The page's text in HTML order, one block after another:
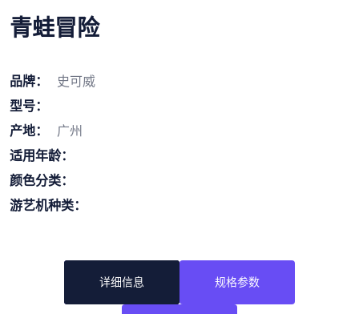
青蛙冒险
品牌：
史可威
型号：
产地：
广州
适用年龄：
颜色分类：
游艺机种类：
详细信息 规格参数